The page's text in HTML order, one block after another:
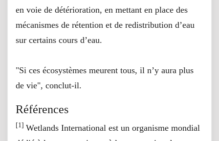
en voie de détérioration, en mettant en place des
mécanismes de rétention et de redistribution d’eau
sur certains cours d’eau.
"Si ces écosystèmes meurent tous, il n’y aura plus
de vie", conclut-il.
Références
[1] Wetlands International est un organisme mondial